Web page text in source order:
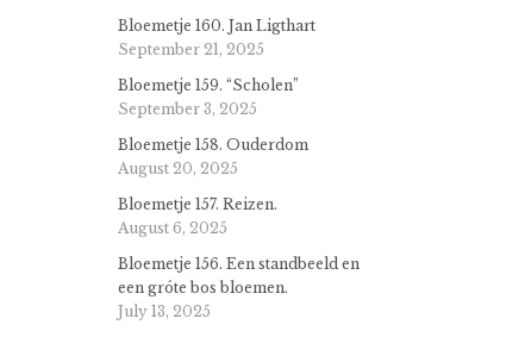
Bloemetje 160. Jan Ligthart
September 21, 2025
Bloemetje 159. “Scholen”
September 3, 2025
Bloemetje 158. Ouderdom
August 20, 2025
Bloemetje 157. Reizen.
August 6, 2025
Bloemetje 156. Een standbeeld en
een gróte bos bloemen.
July 13, 2025